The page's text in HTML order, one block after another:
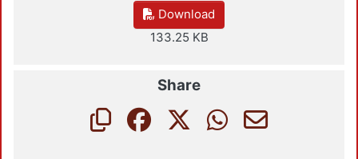
Download
133.25 KB
Share